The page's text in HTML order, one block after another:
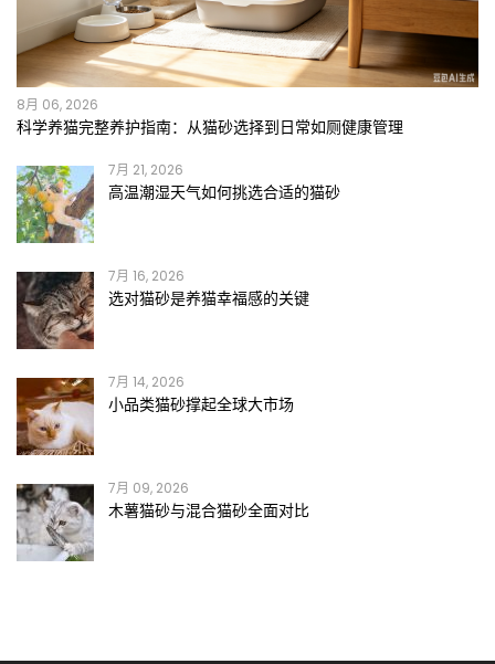
8月 06, 2026
科学养猫完整养护指南：从猫砂选择到日常如厕健康管理
7月 21, 2026
高温潮湿天气如何挑选合适的猫砂
7月 16, 2026
选对猫砂是养猫幸福感的关键
7月 14, 2026
小品类猫砂撑起全球大市场
7月 09, 2026
木薯猫砂与混合猫砂全面对比